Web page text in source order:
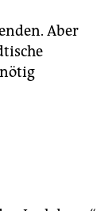
Aber